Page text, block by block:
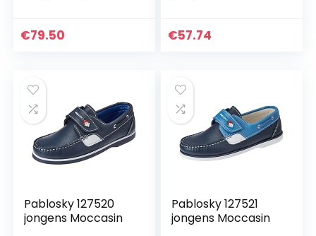
€79.50 €57.74
Pablosky 127520
jongens Moccasin
Pablosky 127521
jongens Moccasin